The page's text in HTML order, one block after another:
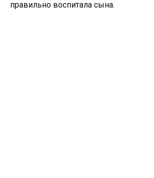
правильно воспитала сына.